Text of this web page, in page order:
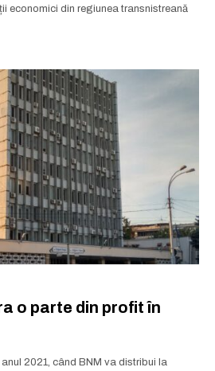
economici din regiunea transnistreană
o parte din profit în
2021, când BNM va distribui la